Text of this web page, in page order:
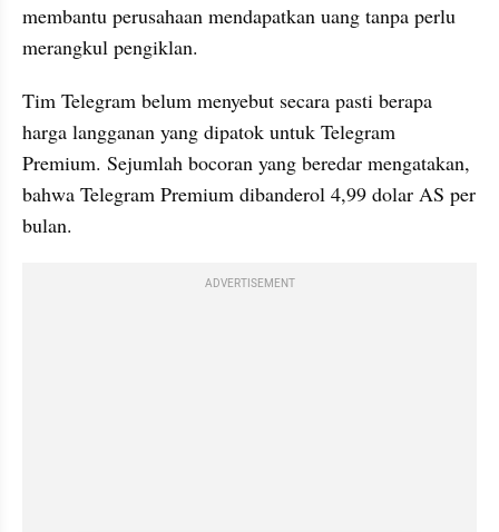
membantu perusahaan mendapatkan uang tanpa perlu
merangkul pengiklan.
Tim Telegram belum menyebut secara pasti berapa
harga langganan yang dipatok untuk Telegram
Premium. Sejumlah bocoran yang beredar mengatakan,
bahwa Telegram Premium dibanderol 4,99 dolar AS per
bulan.
ADVERTISEMENT